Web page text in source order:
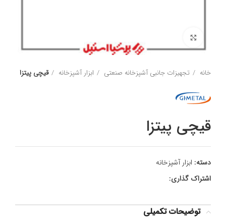
خانه تجهیزات جانبی آشپزخانه صنعتی ابزار آشپزخانه قیچی پیتزا
قیچی پیتزا
دسته: ابزار آشپزخانه
اشتراک گذاری:
توضیحات تکمیلی